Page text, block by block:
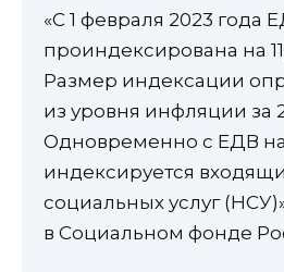
«С 1 февраля 2023 года
проиндексирована на
Размер индексации
из уровня инфляции за
Одновременно с ЕДВ
индексируется
социальных услуг
в Социальном фонде